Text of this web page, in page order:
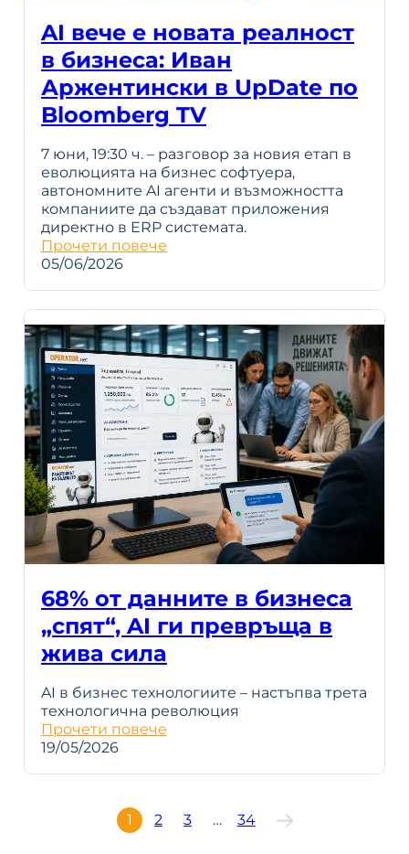
AI вече е новата реалност
в бизнеса: Иван
Аржентински в UpDate по
Bloomberg TV
7 юни, 19:30 ч. – разговор за новия етап в
еволюцията на бизнес софтуера,
автономните AI агенти и възможността
компаниите да създават приложения
директно в ERP системата.
Прочети повече
05/06/2026
68% от данните в бизнеса
„спят“, AI ги превръща в
жива сила
AI в бизнес технологиите – настъпва трета
технологична революция
Прочети повече
19/05/2026
1 2 3 … 34